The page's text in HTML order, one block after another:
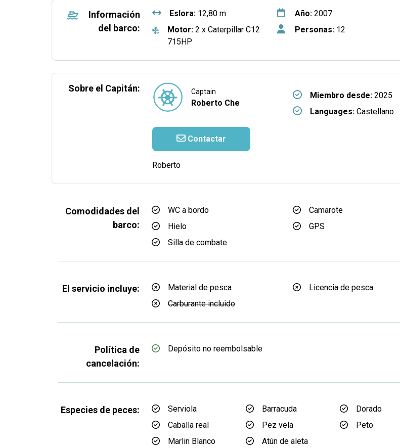
Información
del barco:
Eslora:12,80 m
Motor: 2 x Caterpillar C12
715HP
Año:2007
Personas:12
Sobre el Capitán: Captain
Roberto Che
Contactar
Miembro desde:2025
Languages:Castellano
Roberto
Comodidades del
barco:
WC a bordo
Camarote
Hielo
GPS
Silla de combate
El servicio incluye: Material de pesca
Licencia de pesca
Carburante incluido
Política de
cancelación:
Depósito no reembolsable
Especies de peces: Serviola Barracuda
Dorado
Caballa real
Pez vela
Peto
Marlin Blanco
Atún de aleta